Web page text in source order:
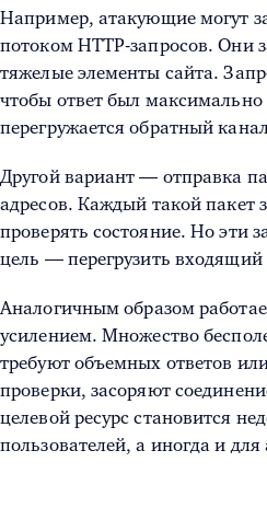
Например, атакующие могут
потоком HTTP-запросов. Они
тяжелые элементы сайта.
чтобы ответ был
перегружается обратный
Другой вариант — отправка
адресов. Каждый такой пакет
проверять состояние. Но эти
цель — перегрузить входящий
Аналогичным образом
усилением. Множество
требуют объемных ответов
проверки, засоряют
целевой ресурс становится
пользователей, а иногда и